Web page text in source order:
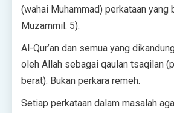
(wahai Muhammad) perkataan yang
Muzammil: 5).
Al-Qur’an dan semua yang
oleh Allah sebagai qaulan tsaqilan
berat). Bukan perkara remeh.
Setiap perkataan dalam masalah